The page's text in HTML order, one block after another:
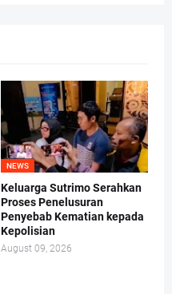
NEWS
Keluarga Sutrimo Serahkan
Proses Penelusuran
Penyebab Kematian kepada
Kepolisian
August 09, 2026